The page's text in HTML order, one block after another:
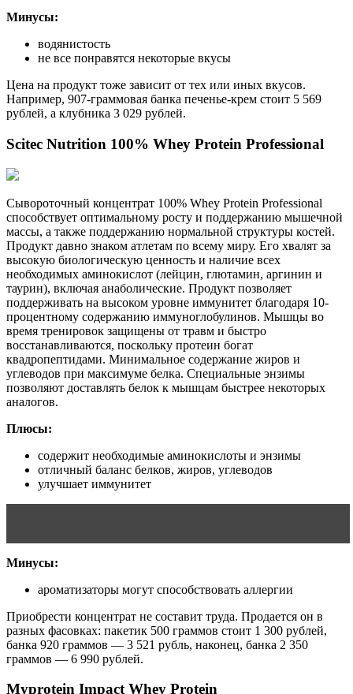
Минусы:
водянистость
не все понравятся некоторые вкусы
Цена на продукт тоже зависит от тех или иных вкусов.
Например, 907-граммовая банка печенье-крем стоит 5 569
рублей, а клубника 3 029 рублей.
Scitec Nutrition 100% Whey Protein Professional
Сывороточный концентрат 100% Whey Protein Professional
способствует оптимальному росту и поддержанию мышечной
массы, а также поддержанию нормальной структуры костей.
Продукт давно знаком атлетам по всему миру. Его хвалят за
высокую биологическую ценность и наличие всех
необходимых аминокислот (лейцин, глютамин, аргинин и
таурин), включая анаболические. Продукт позволяет
поддерживать на высоком уровне иммунитет благодаря 10-
процентному содержанию иммуноглобулинов. Мышцы во
время тренировок защищены от травм и быстро
восстанавливаются, поскольку протеин богат
квадропептидами. Минимальное содержание жиров и
углеводов при максимуме белка. Специальные энзимы
позволяют доставлять белок к мышцам быстрее некоторых
аналогов.
Плюсы:
содержит необходимые аминокислоты и энзимы
отличный баланс белков, жиров, углеводов
улучшает иммунитет
Минусы:
ароматизаторы могут способствовать аллергии
Приобрести концентрат не составит труда. Продается он в
разных фасовках: пакетик 500 граммов стоит 1 300 рублей,
банка 920 граммов — 3 521 рубль, наконец, банка 2 350
граммов — 6 990 рублей.
Myprotein Impact Whey Protein